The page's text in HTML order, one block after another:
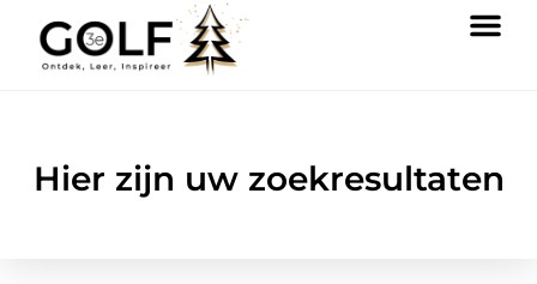
Hier zijn uw zoekresultaten